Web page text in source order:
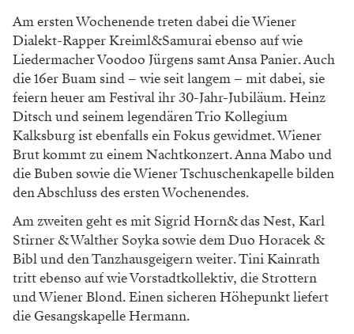
Am ersten Wochenende treten dabei die Wiener
Dialekt-Rapper Kreiml&Samurai ebenso auf wie
Liedermacher Voodoo Jürgens samt Ansa Panier. Auch
die 16er Buam sind – wie seit langem – mit dabei, sie
feiern heuer am Festival ihr 30-Jahr-Jubiläum. Heinz
Ditsch und seinem legendären Trio Kollegium
Kalksburg ist ebenfalls ein Fokus gewidmet. Wiener
Brut kommt zu einem Nachtkonzert. Anna Mabo und
die Buben sowie die Wiener Tschuschenkapelle bilden
den Abschluss des ersten Wochenendes.
Am zweiten geht es mit Sigrid Horn& das Nest, Karl
Stirner & Walther Soyka sowie dem Duo Horacek &
Bibl und den Tanzhausgeigern weiter. Tini Kainrath
tritt ebenso auf wie Vorstadtkollektiv, die Strottern
und Wiener Blond. Einen sicheren Höhepunkt liefert
die Gesangskapelle Hermann.